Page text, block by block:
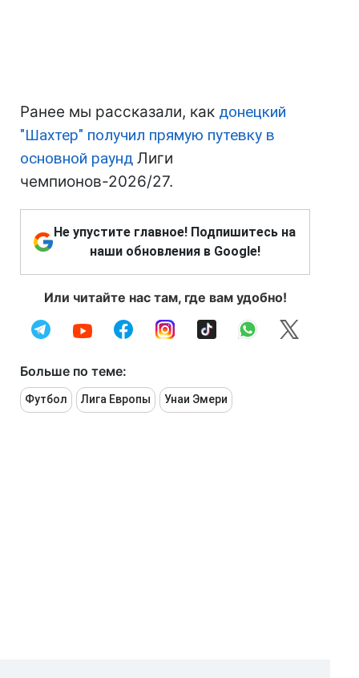
Ранее мы рассказали, как донецкий
"Шахтер" получил прямую путевку в
основной раунд Лиги
чемпионов-2026/27.
Не упустите главное! Подпишитесь на
наши обновления в Google!
Или читайте нас там, где вам удобно!
Больше по теме:
Футбол Лига Европы Унаи Эмери